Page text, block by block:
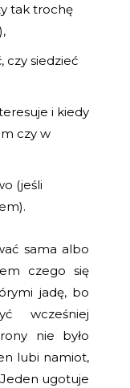
tak trochę
czy siedzieć
i kiedy
czy w
(jeśli
sama albo
czego się
jadę, bo
wcześniej
nie było
lubi namiot,
ugotuje